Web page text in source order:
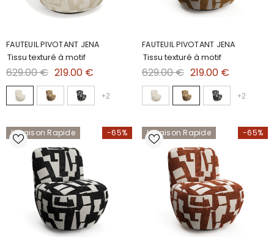
FAUTEUIL PIVOTANT JENA
Tissu texturé à motif
629.00 € 219.00 €
+2
FAUTEUIL PIVOTANT JENA
Tissu texturé à motif
629.00 € 219.00 €
+2
-65%
Livraison Rapide -65%
Livraison Rapide